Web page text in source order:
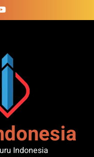
Indonesia